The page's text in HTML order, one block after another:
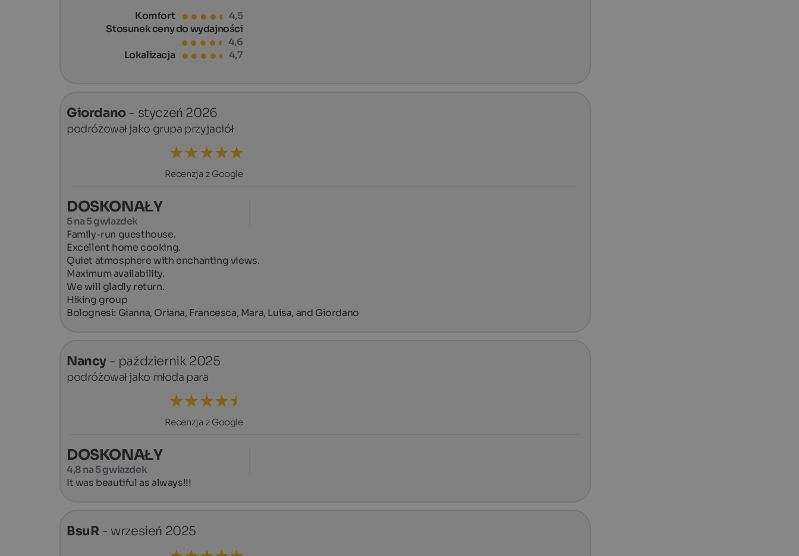
Komfort
4,5
Stosunek ceny do wydajności
4,6
Lokalizacja
4,7
Giordano- styczeń 2026
podróżował jako grupa przyjaciół
Recenzja z Google
DOSKONAŁY
5 na 5 gwiazdek
Family-run guesthouse.
Excellent home cooking.
Quiet atmosphere with enchanting views.
Maximum availability.
We will gladly return.
Hiking group
Bolognesi: Gianna, Oriana, Francesca, Mara, Luisa, and Giordano
Nancy - październik 2025
podróżował jako młoda para
Recenzja z Google
DOSKONAŁY
4,8 na 5 gwiazdek
It was beautiful as always!!!
BsuR- wrzesień 2025